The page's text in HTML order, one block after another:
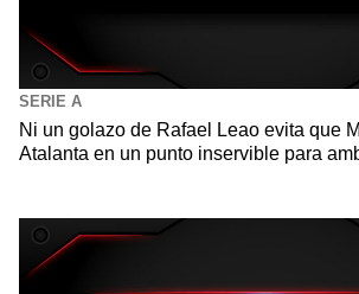
SERIE A
Ni un golazo de Rafael Leao evita que
Atalanta en un punto inservible para